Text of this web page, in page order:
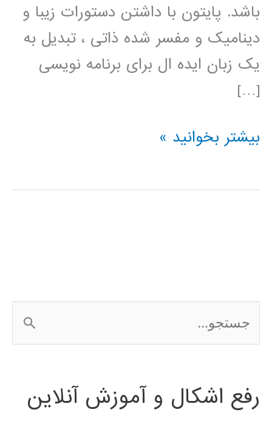
باشد. پایتون با داشتن دستورات زیبا و
دینامیک و مفسر شده ذاتی ، تبدیل به
یک زبان ایده ال برای برنامه نویسی
[…]
فیلم
فارسی
بیشتر بخوانید »
س
ج
رفع اشکال و آموزش آنلاین